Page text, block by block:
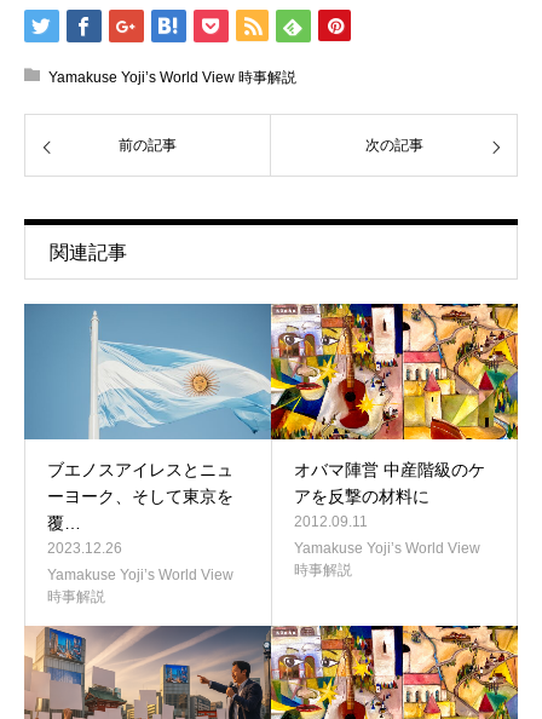
Yamakuse Yoji’s World View 時事解説
前の記事 次の記事
関連記事
ブエノスアイレスとニュ
ーヨーク、そして東京を
覆…
2023.12.26
Yamakuse Yoji’s World View
時事解説
オバマ陣営 中産階級のケ
アを反撃の材料に
2012.09.11
Yamakuse Yoji’s World View
時事解説